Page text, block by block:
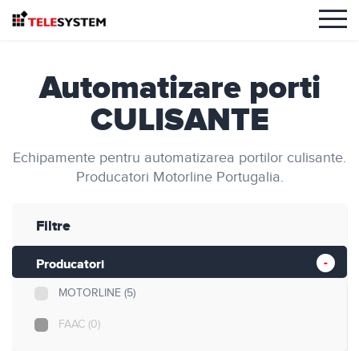
Automatizare porti
CULISANTE
Echipamente pentru automatizarea portilor culisante.
Producatori Motorline Portugalia.
Filtre
Producatori
MOTORLINE (5)
FAAC (0)